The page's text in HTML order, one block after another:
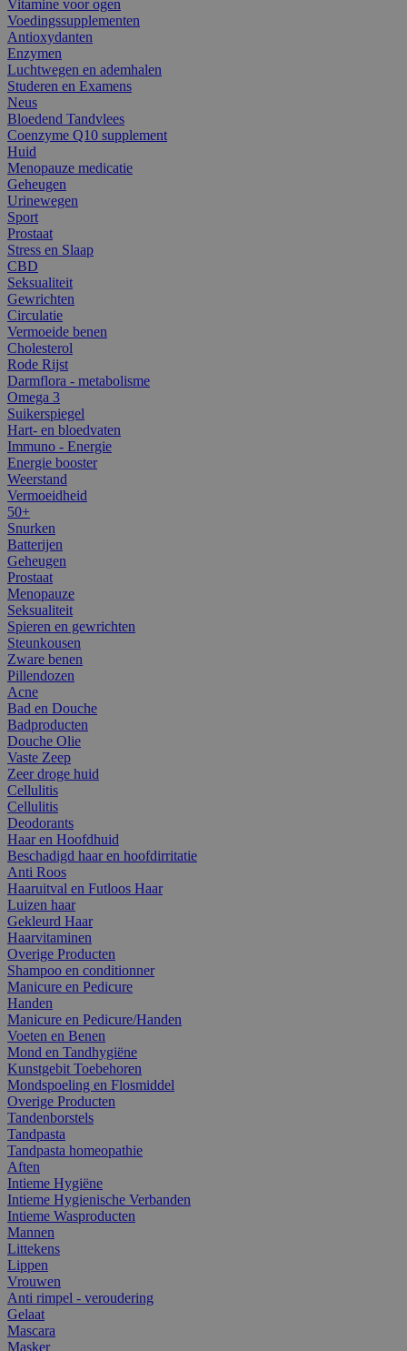
Vitamine voor ogen
Voedingssupplementen
Antioxydanten
Enzymen
Luchtwegen en ademhalen
Studeren en Examens
Neus
Bloedend Tandvlees
Coenzyme Q10 supplement
Huid
Menopauze medicatie
Geheugen
Urinewegen
Sport
Prostaat
Stress en Slaap
CBD
Seksualiteit
Gewrichten
Circulatie
Vermoeide benen
Cholesterol
Rode Rijst
Darmflora - metabolisme
Omega 3
Suikerspiegel
Hart- en bloedvaten
Immuno - Energie
Energie booster
Weerstand
Vermoeidheid
50+
Snurken
Batterijen
Geheugen
Prostaat
Menopauze
Seksualiteit
Spieren en gewrichten
Steunkousen
Zware benen
Pillendozen
Acne
Bad en Douche
Badproducten
Douche Olie
Vaste Zeep
Zeer droge huid
Cellulitis
Cellulitis
Deodorants
Haar en Hoofdhuid
Beschadigd haar en hoofdirritatie
Anti Roos
Haaruitval en Futloos Haar
Luizen haar
Gekleurd Haar
Haarvitaminen
Overige Producten
Shampoo en conditionner
Manicure en Pedicure
Handen
Manicure en Pedicure/Handen
Voeten en Benen
Mond en Tandhygiëne
Kunstgebit Toebehoren
Mondspoeling en Flosmiddel
Overige Producten
Tandenborstels
Tandpasta
Tandpasta homeopathie
Aften
Intieme Hygiëne
Intieme Hygienische Verbanden
Intieme Wasproducten
Mannen
Littekens
Lippen
Vrouwen
Anti rimpel - veroudering
Gelaat
Mascara
Masker